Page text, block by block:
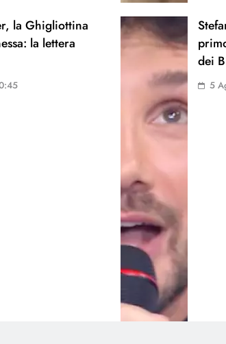
la Ghigliottina
la lettera
dei
5